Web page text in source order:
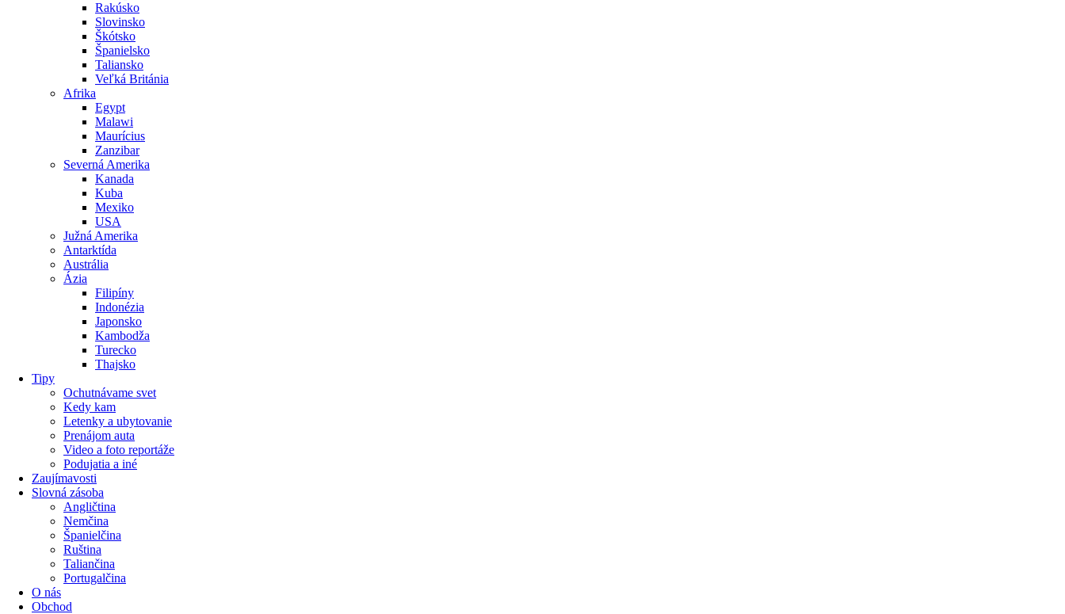
Rakúsko
Slovinsko
Škótsko
Španielsko
Taliansko
Veľká Británia
Afrika
Egypt
Malawi
Maurícius
Zanzibar
Severná Amerika
Kanada
Kuba
Mexiko
USA
Južná Amerika
Antarktída
Austrália
Ázia
Filipíny
Indonézia
Japonsko
Kambodža
Turecko
Thajsko
Tipy
Ochutnávame svet
Kedy kam
Letenky a ubytovanie
Prenájom auta
Video a foto reportáže
Podujatia a iné
Zaujímavosti
Slovná zásoba
Angličtina
Nemčina
Španielčina
Ruština
Taliančina
Portugalčina
O nás
Obchod